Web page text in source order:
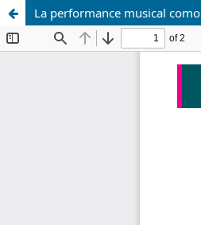
La performance musical